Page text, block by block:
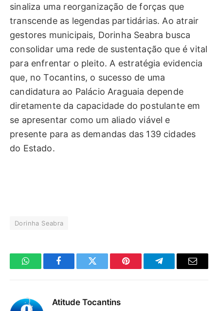
sinaliza uma reorganização de forças que
transcende as legendas partidárias. Ao atrair
gestores municipais, Dorinha Seabra busca
consolidar uma rede de sustentação que é vital
para enfrentar o pleito. A estratégia evidencia
que, no Tocantins, o sucesso de uma
candidatura ao Palácio Araguaia depende
diretamente da capacidade do postulante em
se apresentar como um aliado viável e
presente para as demandas das 139 cidades
do Estado.
Dorinha Seabra
WhatsAppFacebookTwitter Pinterest TelegramaE-
Atitude Tocantins